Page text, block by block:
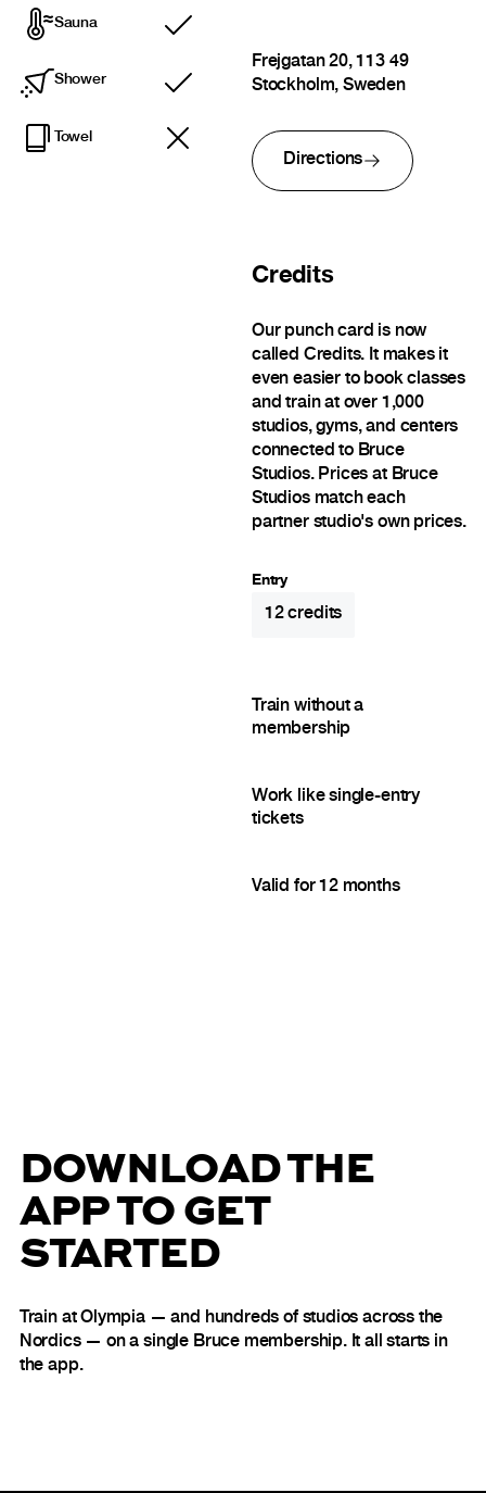
Sauna
Included
Shower
Included
Towel
Frejgatan 20, 113 49
Stockholm, Sweden
Directions
Credits
Our punch card is now
called Credits. It makes it
even easier to book classes
and train at over 1,000
studios, gyms, and centers
connected to Bruce
Studios. Prices at Bruce
Studios match each
partner studio's own prices.
Entry
12credits
Train without a
membership
Work like single-entry
tickets
Valid for 12 months
DOWNLOAD THE
APP TO GET
STARTED
Train at Olympia — and hundreds of studios across the
Nordics — on a single Bruce membership. It all starts in
the app.